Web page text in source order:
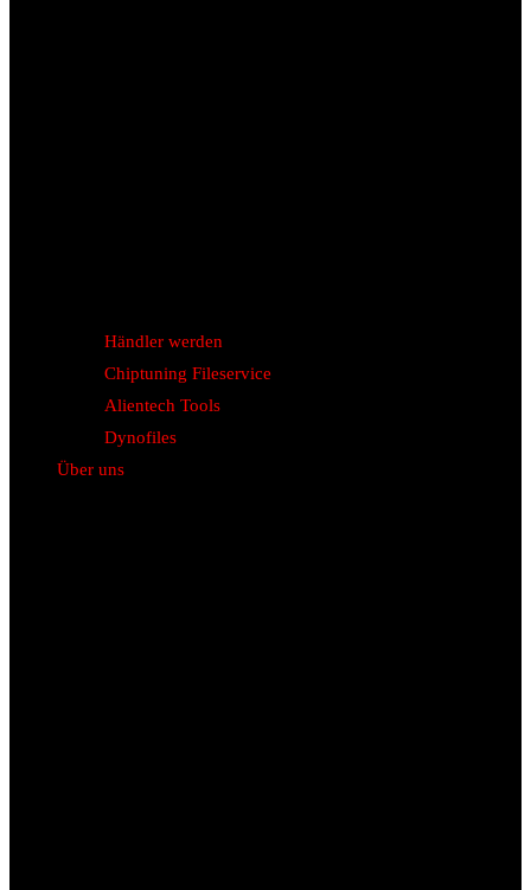
Händler werden
Chiptuning Fileservice
Alientech Tools
Dynofiles
Über uns